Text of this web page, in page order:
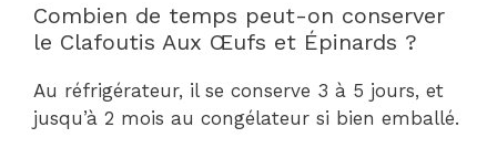
Combien de temps peut-on conserver
le Clafoutis Aux Œufs et Épinards ?
Au réfrigérateur, il se conserve 3 à 5 jours, et
jusqu’à 2 mois au congélateur si bien emballé.